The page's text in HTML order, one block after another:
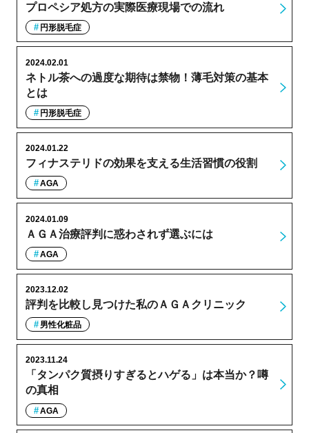
プロペシア処方の実際医療現場での流れ
円形脱毛症
ネトル茶への過度な期待は禁物！薄毛対策の基本
とは
2024.02.01
円形脱毛症
フィナステリドの効果を支える生活習慣の役割
2024.01.22
AGA
ＡＧＡ治療評判に惑わされず選ぶには
2024.01.09
AGA
評判を比較し見つけた私のＡＧＡクリニック
2023.12.02
男性化粧品
「タンパク質摂りすぎるとハゲる」は本当か？噂
の真相
2023.11.24
AGA